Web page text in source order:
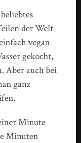
der Welt
vegan
gekocht,
Aber auch bei
ganz
Minute
Minuten